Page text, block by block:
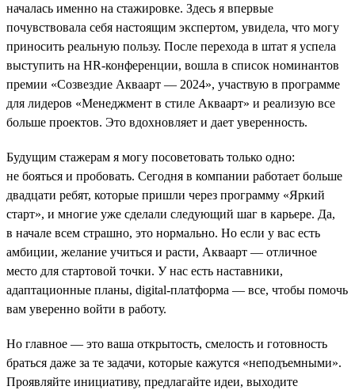
началась именно на стажировке. Здесь я впервые
почувствовала себя настоящим экспертом, увидела, что могу
приносить реальную пользу. После перехода в штат я успела
выступить на HR-конференции, вошла в список номинантов
премии «Созвездие Акваарт — 2024», участвую в программе
для лидеров «Менеджмент в стиле Акваарт» и реализую все
больше проектов. Это вдохновляет и дает уверенность.
Будущим стажерам я могу посоветовать только одно:
не бояться и пробовать. Сегодня в компании работает больше
двадцати ребят, которые пришли через программу «Яркий
старт», и многие уже сделали следующий шаг в карьере. Да,
в начале всем страшно, это нормально. Но если у вас есть
амбиции, желание учиться и расти, Акваарт — отличное
место для стартовой точки. У нас есть наставники,
адаптационные планы, digital-платформа — все, чтобы помочь
вам уверенно войти в работу.
Но главное — это ваша открытость, смелость и готовность
браться даже за те задачи, которые кажутся «неподъемными».
Проявляйте инициативу, предлагайте идеи, выходите